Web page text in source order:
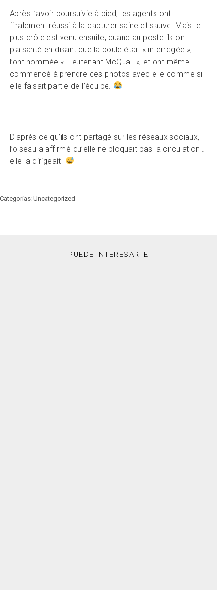
Après l’avoir poursuivie à pied, les agents ont
finalement réussi à la capturer saine et sauve. Mais le
plus drôle est venu ensuite, quand au poste ils ont
plaisanté en disant que la poule était « interrogée »,
l’ont nommée « Lieutenant McQuail », et ont même
commencé à prendre des photos avec elle comme si
elle faisait partie de l’équipe.
D’après ce qu’ils ont partagé sur les réseaux sociaux,
l’oiseau a affirmé qu’elle ne bloquait pas la circulation…
elle la dirigeait.
Categorías: Uncategorized
PUEDE INTERESARTE